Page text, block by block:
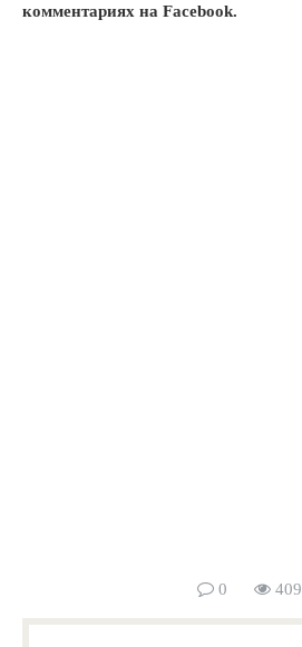
комментариях на Facebook.
0 409